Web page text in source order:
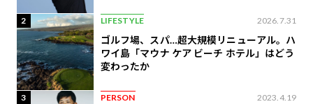
2 LIFESTYLE 2026.7.31
ゴルフ場、スパ…超大規模リニューアル。ハ
ワイ島「マウナ ケア ビーチ ホテル」はどう
変わったか
3 PERSON 2023.4.19